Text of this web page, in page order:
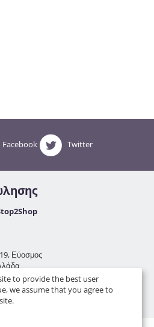
Facebook Twitter
Εύοσμος
to provide the best user
we assume that you agree to